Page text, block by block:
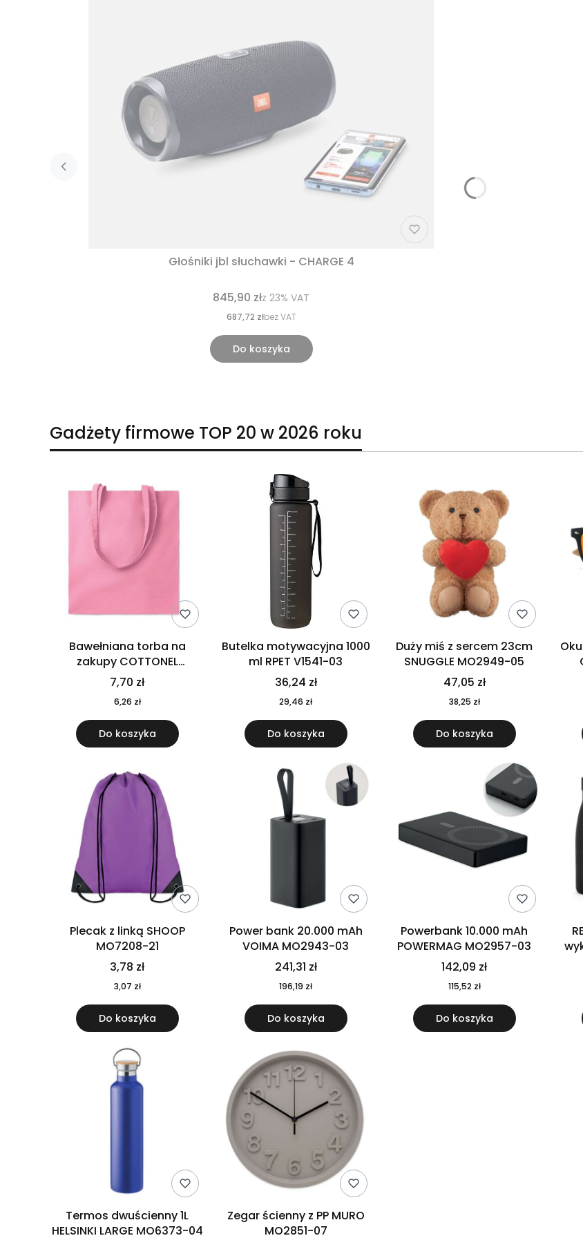
Głośniki jbl słuchawki - CHARGE 4
845,90 złz 23% VAT
687,72 złbez VAT
Do koszyka
Gadżety firmowe TOP 20 w 2026 roku
Bawełniana torba na
zakupy COTTONEL
COLOUR++ MO9846-11
7,70 zł
6,26 zł
Do koszyka
Butelka motywacyjna 1000
ml RPET V1541-03
36,24 zł
29,46 zł
Do koszyka
Duży miś z sercem 23cm
SNUGGLE MO2949-05
47,05 zł
38,25 zł
Do koszyka
Plecak z linką SHOOP
MO7208-21
3,78 zł
3,07 zł
Do koszyka
Power bank 20.000 mAh
VOIMA MO2943-03
241,31 zł
196,19 zł
Do koszyka
Powerbank 10.000 mAh
POWERMAG MO2957-03
142,09 zł
115,52 zł
Do koszyka
Termos dwuścienny 1L
HELSINKI LARGE MO6373-04
Zegar ścienny z PP MURO
MO2851-07